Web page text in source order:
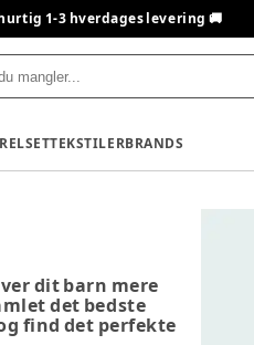
1-3 hverdages levering 🚚
TEKSTILERBRANDS
dit barn mere
det bedste
find det perfekte